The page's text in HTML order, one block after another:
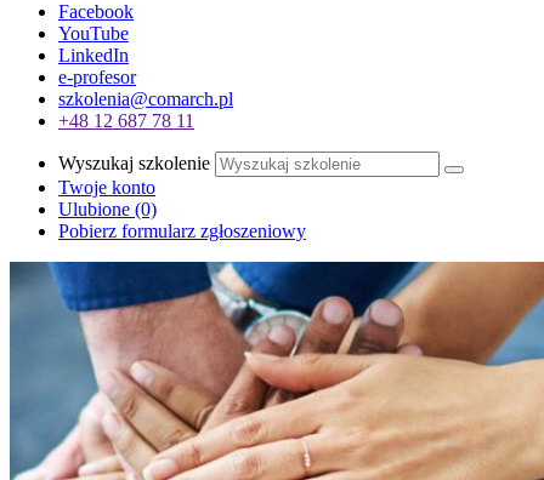
Facebook
YouTube
LinkedIn
e-profesor
szkolenia@comarch.pl
+48 12 687 78 11
Wyszukaj szkolenie
Twoje konto
Ulubione (0)
Pobierz formularz zgłoszeniowy